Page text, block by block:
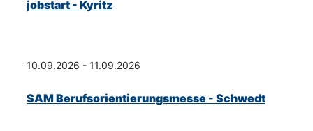
jobstart - Kyritz
10.09.2026 - 11.09.2026
SAM Berufsorientierungsmesse - Schwedt